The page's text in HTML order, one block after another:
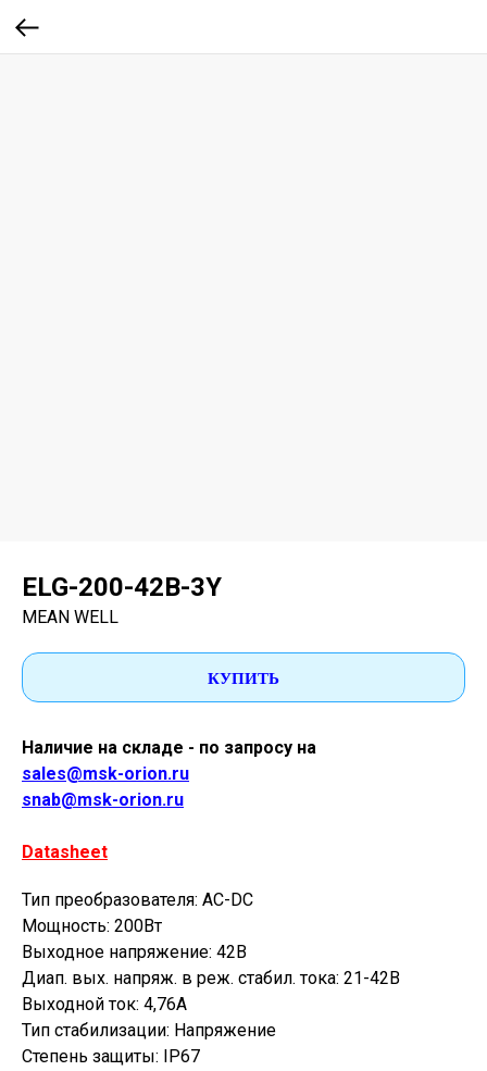
ELG-200-42B-3Y
MEAN WELL
КУПИТЬ
Наличие на складе - по запросу на
sales@msk-orion.ru
snab@msk-orion.ru
Datasheet
Тип преобразователя: AC-DC
Мощность: 200Вт
Выходное напряжение: 42В
Диап. вых. напряж. в реж. стабил. тока: 21-42В
Выходной ток: 4,76А
Тип стабилизации: Напряжение
Степень защиты: IP67